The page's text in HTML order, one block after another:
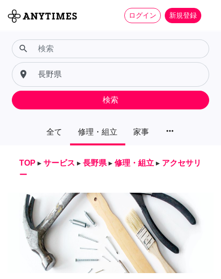
ログイン 新規登録
全て 修理・組立 家事 more_horiz
search
place
検索
TOP ▸ サービス ▸ 長野県 ▸ 修理・組立 ▸ アクセサリ
ー